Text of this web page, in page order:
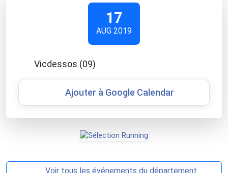
17
AUG 2019
Vicdessos (09)
Ajouter à Google Calendar
Voir tous les événements du département